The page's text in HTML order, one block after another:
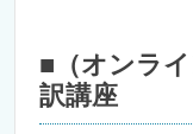
■（オンラ
訳講座